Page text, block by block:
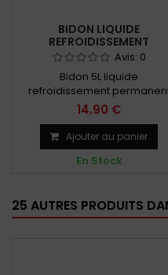
BIDON LIQUIDE
REFROIDISSEMENT
Avis: 0
Bidon 5L liquide
refroidissement
14,90 €
Ajouter au panier
En Stock
25 AUTRES PRODUITS